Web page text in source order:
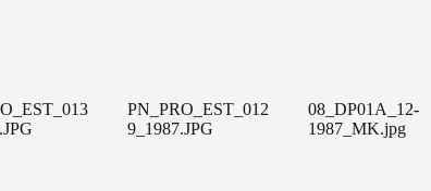
PN_PRO_EST_012
9_1987.JPG
08_DP01A_12-
1987_MK.jpg